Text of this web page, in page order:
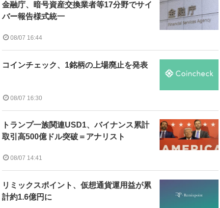
金融庁、暗号資産交換業者等17分野でサイ
バー報告様式統一
08/07 16:44
コインチェック、1銘柄の上場廃止を発表
08/07 16:30
トランプ一族関連USD1、バイナンス累計
取引高500億ドル突破＝アナリスト
08/07 14:41
リミックスポイント、仮想通貨運用益が累
計約1.6億円に